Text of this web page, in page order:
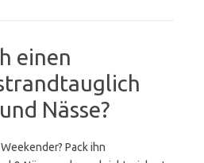
einen
Nässe?
Pack ihn